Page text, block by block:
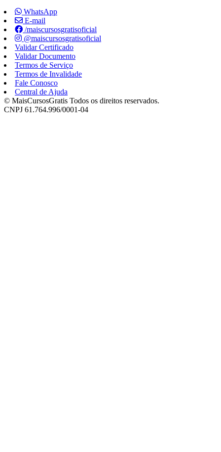
WhatsApp
E-mail
/maiscursosgratisoficial
@maiscursosgratisoficial
Validar Certificado
Validar Documento
Termos de Serviço
Termos de Invalidade
Fale Conosco
Central de Ajuda
© MaisCursosGratis Todos os direitos reservados.
CNPJ 61.764.996/0001-04